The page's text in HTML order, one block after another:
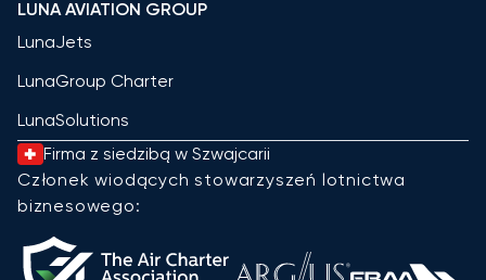
LUNA AVIATION GROUP
LunaJets
LunaGroup Charter
LunaSolutions
Firma z siedzibą w Szwajcarii
Członek wiodących stowarzyszeń lotnictwa
biznesowego: